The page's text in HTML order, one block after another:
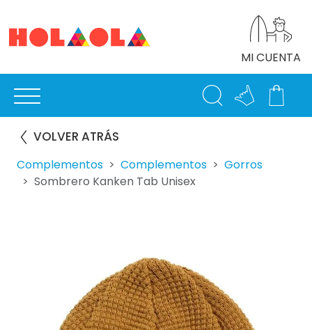
MI CUENTA
VOLVER ATRÁS
Complementos Complementos
Gorros
Sombrero Kanken Tab Unisex